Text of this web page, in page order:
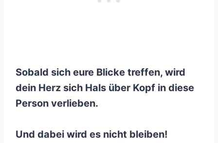
Sobald sich eure Blicke treffen, wird
dein Herz sich Hals über Kopf in diese
Person verlieben.
Und dabei wird es nicht bleiben!